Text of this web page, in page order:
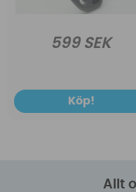
599 SEK
Köp!
Allt